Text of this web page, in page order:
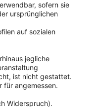
sofern sie
ursprünglichen
auf sozialen
jegliche
ist nicht gestattet.
für angemessen.
Widerspruch).